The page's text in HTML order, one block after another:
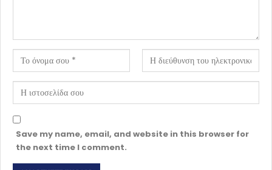
Save my name, email, and website in this browser for
the next time I comment.